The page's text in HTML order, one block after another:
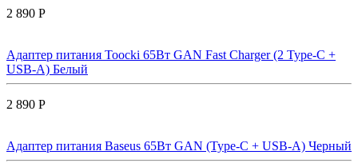
2 890 Р
Адаптер питания Toocki 65Вт GAN Fast Charger (2 Type-C +
USB-A) Белый
2 890 Р
Адаптер питания Baseus 65Вт GAN (Type-C + USB-A) Черный